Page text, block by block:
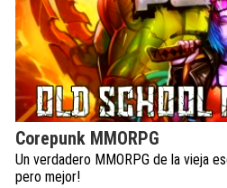
Corepunk MMORPG
Un verdadero MMORPG de la vieja
pero mejor!